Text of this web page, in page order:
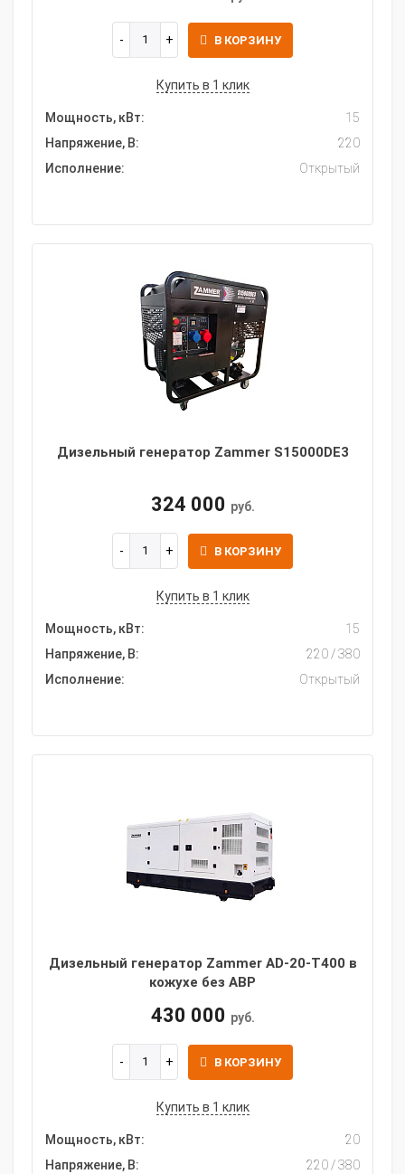
В КОРЗИНУ
Купить в 1 клик
Мощность, кВт:
15
Напряжение, В:
220
Исполнение:
Открытый
Дизельный генератор Zammer S15000DE3
324 000 руб.
В КОРЗИНУ
Купить в 1 клик
Мощность, кВт:
15
Напряжение, В:
220 / 380
Исполнение:
Открытый
Дизельный генератор Zammer AD-20-Т400 в
кожухе без АВР
430 000 руб.
В КОРЗИНУ
Купить в 1 клик
Мощность, кВт:
20
Напряжение, В:
220 / 380